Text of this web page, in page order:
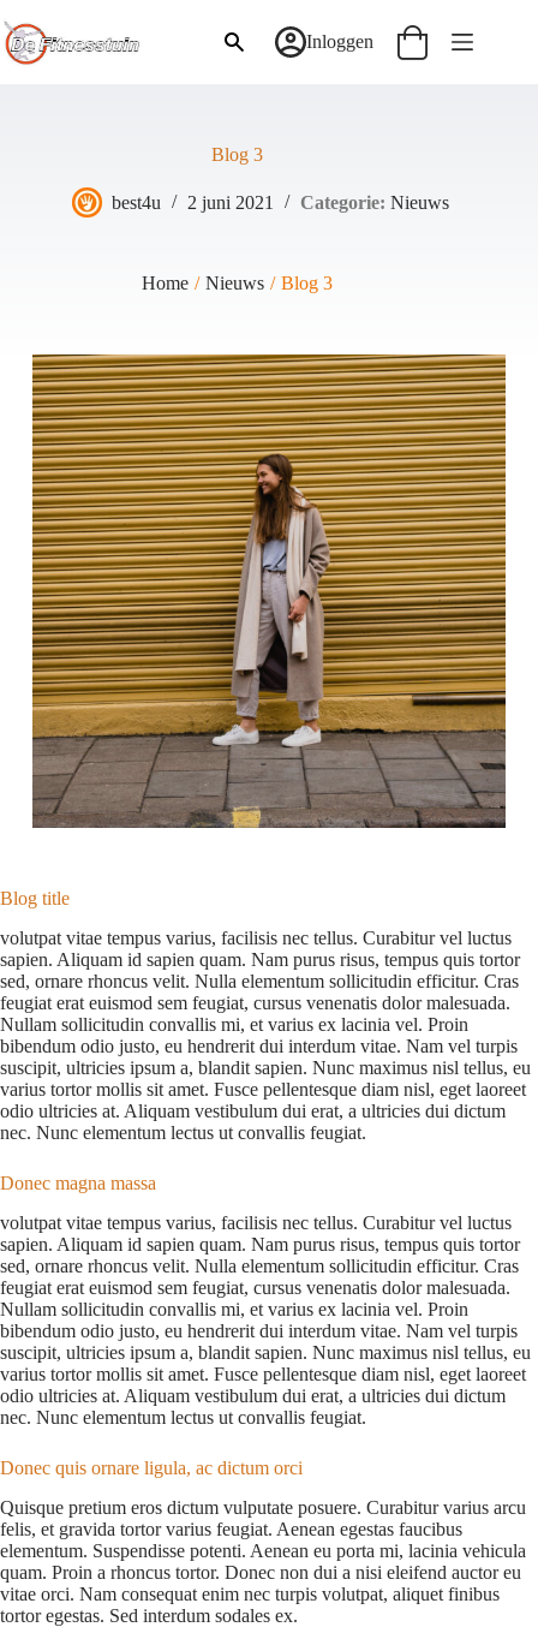
naar
de
Inloggen Winkelwagen
Blog 3
best4u 2 juni 2021 Nieuws
Home / Nieuws / Blog 3
Blog title
volutpat vitae tempus varius, facilisis nec tellus. Curabitur vel luctus
sapien. Aliquam id sapien quam. Nam purus risus, tempus quis tortor
sed, ornare rhoncus velit. Nulla elementum sollicitudin efficitur. Cras
feugiat erat euismod sem feugiat, cursus venenatis dolor malesuada.
Nullam sollicitudin convallis mi, et varius ex lacinia vel. Proin
bibendum odio justo, eu hendrerit dui interdum vitae. Nam vel turpis
suscipit, ultricies ipsum a, blandit sapien. Nunc maximus nisl tellus, eu
varius tortor mollis sit amet. Fusce pellentesque diam nisl, eget laoreet
odio ultricies at. Aliquam vestibulum dui erat, a ultricies dui dictum
nec. Nunc elementum lectus ut convallis feugiat.
Donec magna massa
volutpat vitae tempus varius, facilisis nec tellus. Curabitur vel luctus
sapien. Aliquam id sapien quam. Nam purus risus, tempus quis tortor
sed, ornare rhoncus velit. Nulla elementum sollicitudin efficitur. Cras
feugiat erat euismod sem feugiat, cursus venenatis dolor malesuada.
Nullam sollicitudin convallis mi, et varius ex lacinia vel. Proin
bibendum odio justo, eu hendrerit dui interdum vitae. Nam vel turpis
suscipit, ultricies ipsum a, blandit sapien. Nunc maximus nisl tellus, eu
varius tortor mollis sit amet. Fusce pellentesque diam nisl, eget laoreet
odio ultricies at. Aliquam vestibulum dui erat, a ultricies dui dictum
nec. Nunc elementum lectus ut convallis feugiat.
Donec quis ornare ligula, ac dictum orci
Quisque pretium eros dictum vulputate posuere. Curabitur varius arcu
felis, et gravida tortor varius feugiat. Aenean egestas faucibus
elementum. Suspendisse potenti. Aenean eu porta mi, lacinia vehicula
quam. Proin a rhoncus tortor. Donec non dui a nisi eleifend auctor eu
vitae orci. Nam consequat enim nec turpis volutpat, aliquet finibus
tortor egestas. Sed interdum sodales ex.